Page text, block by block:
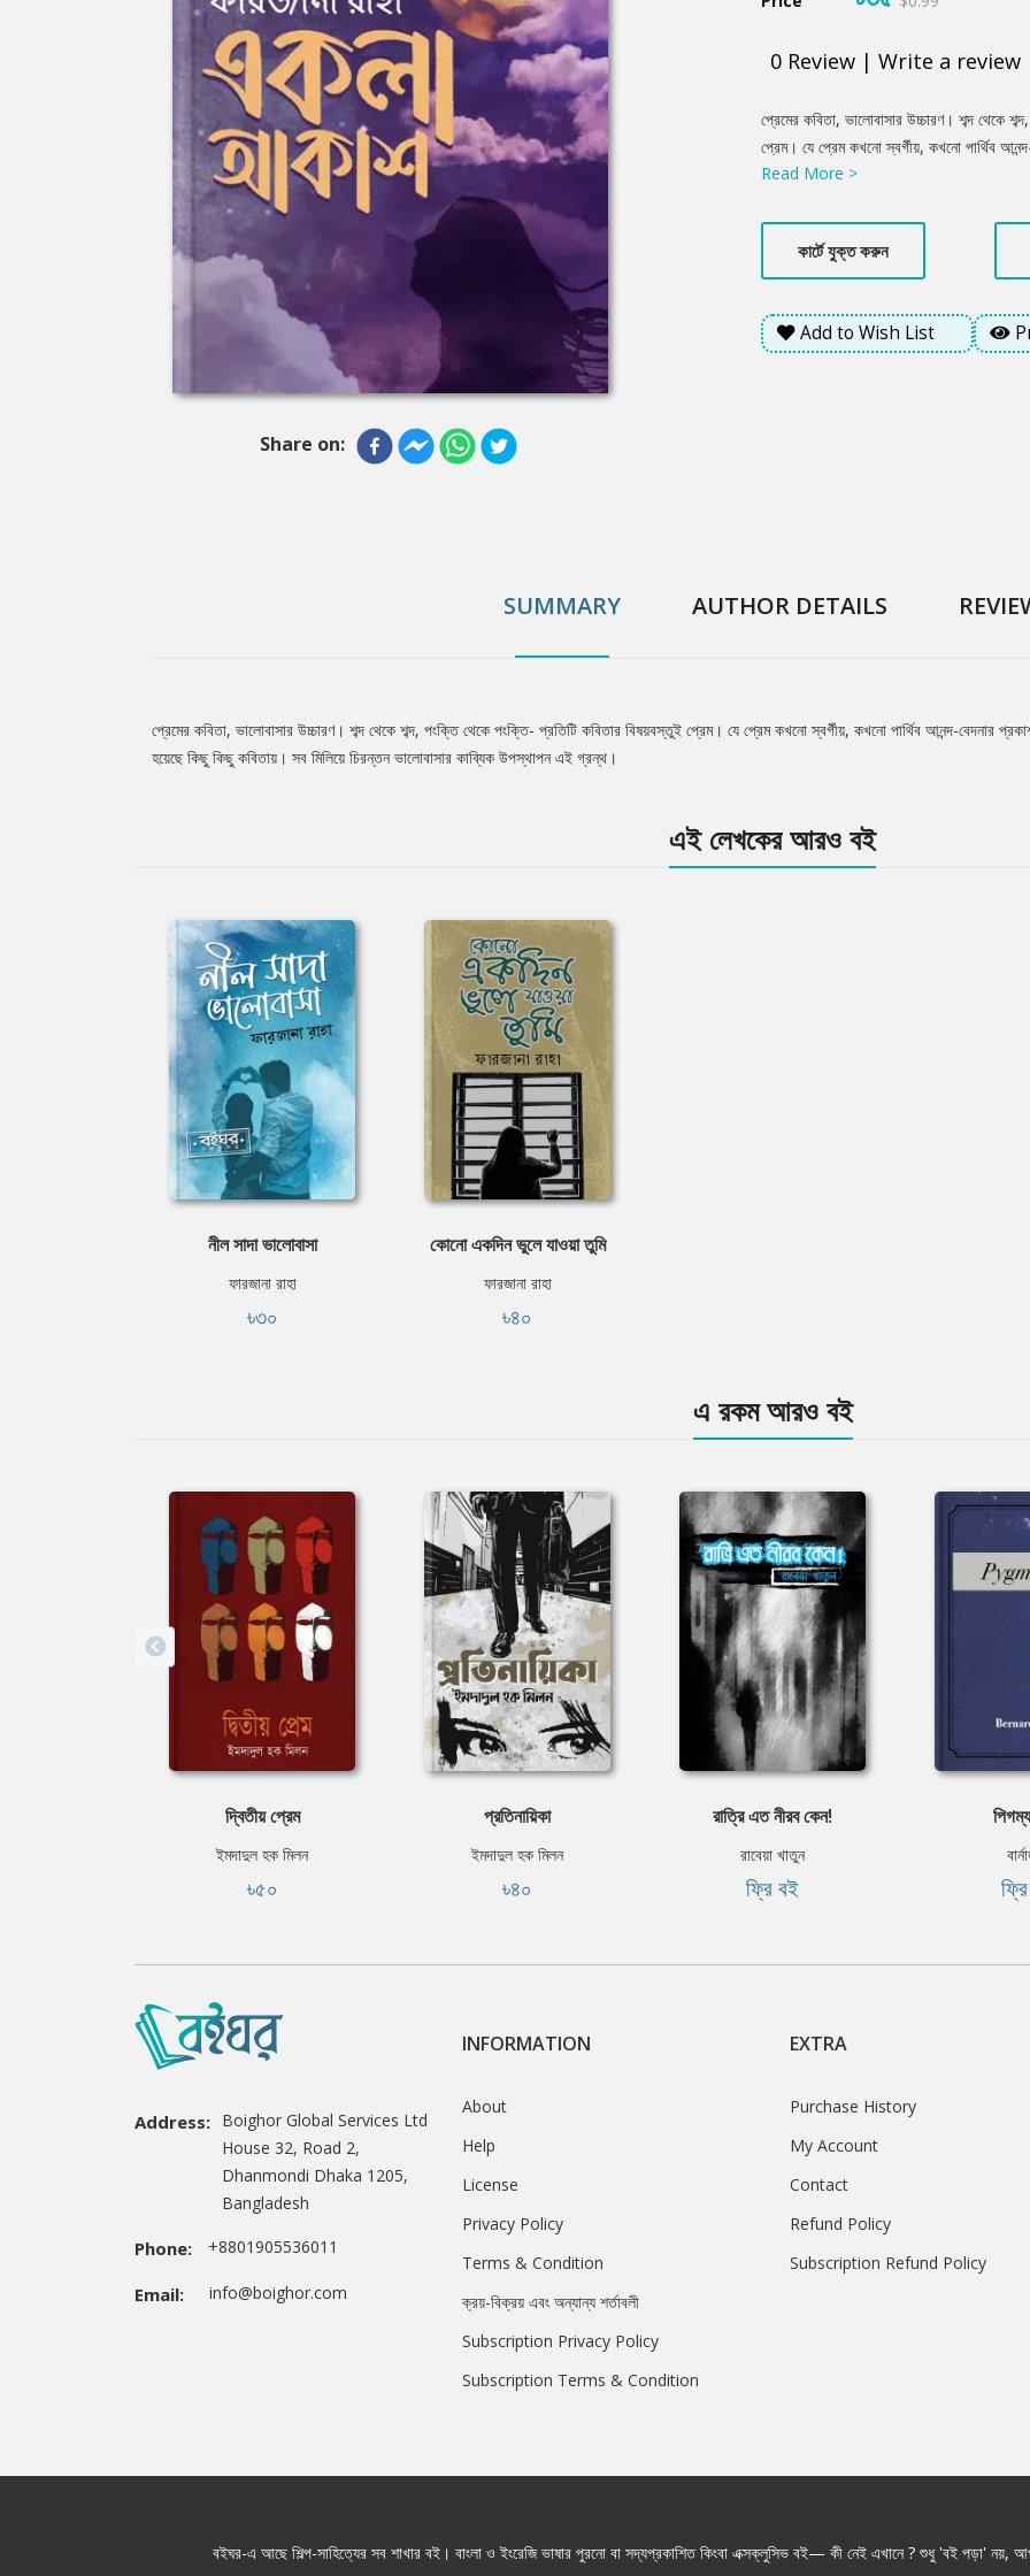
Share on:
0 Review | Write a review
Product
Summery
প্রেমের কবিতা, ভালোবাসার উচ্চারণ। শব্দ থেকে
প্রেম। যে প্রেম কখনো স্বর্গীয়, কখনো পার্থিব
করে ধরে রাখার আকাঙ্খা ব্যক্ত হয়েছে কিছু কিছু
Read More >
কার্টে যুক্ত করুন
Add to Wish List
SUMMARY AUTHOR DETAILS
Tab
প্রেমের কবিতা, ভালোবাসার উচ্চারণ। শব্দ থেকে শব্দ, পংক্তি থেকে পংক্তি- প্রতিটি কবিতার বিষয়বস্তুই প্রেম। যে প্রেম কখনো স্বর্গীয়, কখনো পার্থিব আনন্দ-বেদনার
হয়েছে কিছু কিছু কবিতায়। সব মিলিয়ে চিরন্তন ভালোবাসার কাব্যিক উপস্থাপন এই গ্রন্থ।
এই লেখকের আরও বই
নীল সাদা ভালোবাসা
ফারজানা রাহা
৳৩০
কোনো একদিন ভুলে যাওয়া তুমি
ফারজানা রাহা
৳৪০
এ রকম আরও বই
দ্বিতীয় প্রেম
ইমদাদুল হক মিলন
৳৫০
প্রতিনায়িকা
ইমদাদুল হক মিলন
৳৪০
রাত্রি এত নীরব কেন!
রাবেয়া খাতুন
ফ্রি বই
Address: Boighor Global Services Ltd
House 32, Road 2,
Dhanmondi Dhaka 1205,
Bangladesh
Phone: +8801905536011
Email: info@boighor.com
INFORMATION
About
Help
License
Privacy Policy
Terms & Condition
ক্রয়-বিক্রয় এবং অন্যান্য শর্তাবলী
Subscription Privacy Policy
Subscription Terms & Condition
EXTRA
Purchase History
My Account
Contact
Refund Policy
Subscription Refund Policy
বইঘর-এ আছে শিল্প-সাহিত্যের সব শাখার বই। বাংলা ও ইংরেজি ভাষার পুরনো বা সদ্যপ্রকাশিত কিংবা এক্সক্লুসিভ বই— কী নেই এখানে ? শুধু 'বই পড়া' নয়,